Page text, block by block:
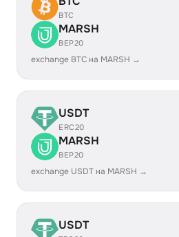
BTC
MARSH
BEP20
exchange BTC на MARSH →
USDT
ERC20
MARSH
BEP20
exchange USDT на MARSH →
USDT